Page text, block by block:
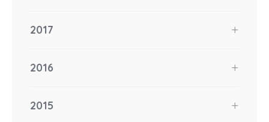
2017
2016
2015